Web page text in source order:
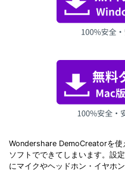
Wondershare DemoCreatorを使
ソフトでできてしまいます。設
にマイクやヘッドホン・イヤホ